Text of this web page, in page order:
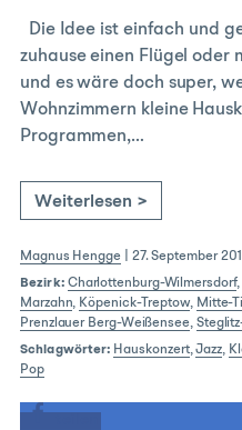
Die Idee ist einfach und
zuhause einen Flügel oder
und es wäre doch super,
Wohnzimmern kleine
Programmen,…
Weiterlesen >
Magnus Hengge| 27. September
Bezirk: Charlottenburg-Wilmersdorf,
Marzahn, Köpenick-Treptow, Mitte-
Prenzlauer Berg-Weißensee,
Schlagwörter: Hauskonzert,Jazz,
Pop